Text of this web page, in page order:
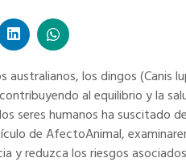
australianos, los dingos (Canis
al equilibrio y la
seres humanos ha suscitado
de AfectoAnimal,
y reduzca los riesgos